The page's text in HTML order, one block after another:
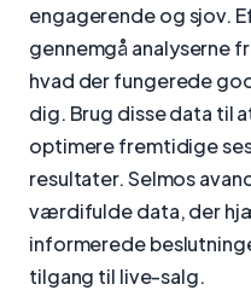
engagerende og sjov.
gennemgå analyserne
hvad der fungerede
dig. Brug disse data til
optimere fremtidige
resultater. Selmos
værdifulde data, der
informerede
tilgang til live-salg.